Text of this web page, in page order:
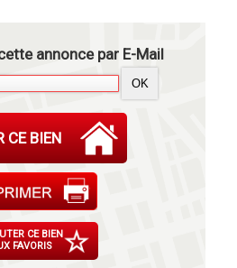
annonce par E-Mail
CE BIEN
CE BIEN
FAVORIS